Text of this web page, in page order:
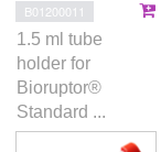
B01200011
1.5 ml tube
holder for
Bioruptor®
Standard ...